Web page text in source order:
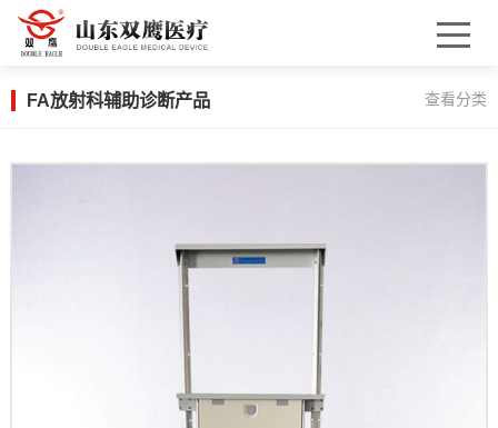
FA放射科辅助诊断产品 查看分类